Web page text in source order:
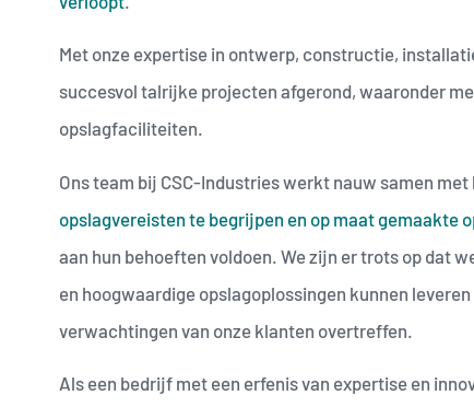
Met onze expertise in ontwerp, constructie,
succesvol talrijke projecten afgerond, waaronder
opslagfaciliteiten.
Ons team bij CSC-Industries werkt nauw samen met
opslagvereisten te begrijpen en op maat gemaakte
aan hun behoeften voldoen. We zijn er trots op dat
en hoogwaardige opslagoplossingen kunnen leveren
verwachtingen van onze klanten overtreffen.
Als een bedrijf met een erfenis van expertise en